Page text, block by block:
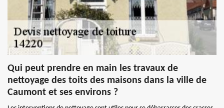
Qui peut prendre en main les travaux de
nettoyage des toits des maisons dans la ville de
Caumont et ses environs ?